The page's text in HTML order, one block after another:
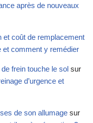
après de nouveaux
coût de remplacement
et comment y remédier
frein touche le sol sur
d’urgence et
de son allumage sur